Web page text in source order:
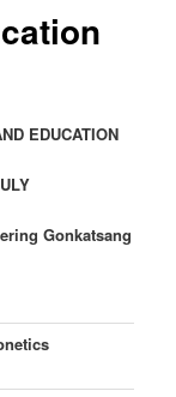
EDUCATION
Gonkatsang